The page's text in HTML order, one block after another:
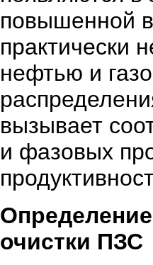
повышенной
практически
нефтью и
вызывает
и фазовых
очистки ПЗС